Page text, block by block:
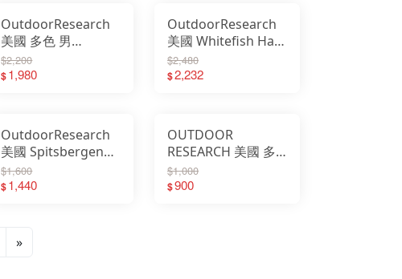
OutdoorResearch
美國 多色 男
Gripper Sensor 防
風保暖觸控手套
$2,200
$1,980
OutdoorResearch
美國 Whitefish Hat
透氣保暖護口鼻耳帽
鴨舌遮耳帽 283252
$2,480
$2,232
OutdoorResearch
美國 Spitsbergen
beanie 條紋保暖帽
毛帽 271517
$1,600
$1,440
OUTDOOR
RESEARCH 美國 多
色 JUNEAU BEANIE
透氣保暖帽 毛帽
$1,000
$900
»